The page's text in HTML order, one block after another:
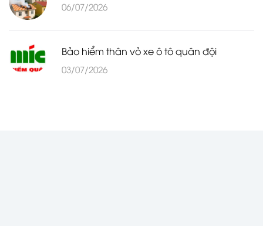
06/07/2026
Bảo hiểm thân vỏ xe ô tô quân đội
03/07/2026